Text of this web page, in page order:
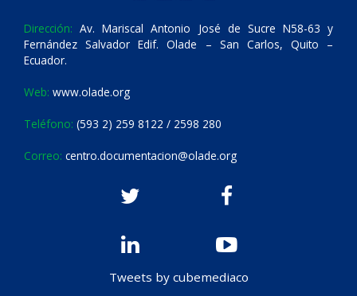
Dirección: Av. Mariscal Antonio José de Sucre N58-63 y
Fernández Salvador Edif. Olade – San Carlos, Quito –
Ecuador.
Web: www.olade.org
Teléfono: (593 2) 259 8122 / 2598 280
Correo: centro.documentacion@olade.org
Tweets by cubemediaco